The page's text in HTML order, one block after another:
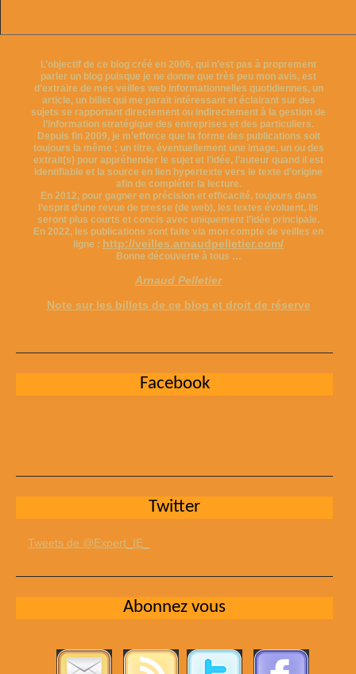
L’objectif de ce blog créé en 2006, qui n’est pas à proprement
parler un blog puisque je ne donne que très peu mon avis, est
d’extraire de mes veilles web informationnelles quotidiennes, un
article, un billet qui me parait intéressant et éclairant sur des
sujets se rapportant directement ou indirectement à la gestion de
l’information stratégique des entreprises et des particuliers.
Depuis fin 2009, je m’efforce que la forme des publications soit
toujours la même ; un titre, éventuellement une image, un ou des
extrait(s) pour appréhender le sujet et l’idée, l’auteur quand il est
identifiable et la source en lien hypertexte vers le texte d’origine
afin de compléter la lecture.
En 2012, pour gagner en précision et efficacité, toujours dans
l’esprit d’une revue de presse (de web), les textes évoluent, ils
seront plus courts et concis avec uniquement l’idée principale.
En 2022, les publications sont faite via mon compte de veilles en
ligne : http://veilles.arnaudpelletier.com/
Bonne découverte à tous …
Arnaud Pelletier
Note sur les billets de ce blog et droit de réserve
Facebook
Twitter
Tweets de @Expert_IE_
Abonnez vous